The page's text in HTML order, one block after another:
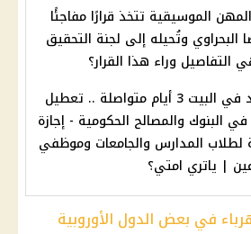
الموسيقية تتخذ قرارًا مفاجئًا
البحراوي وتُحيله إلى لجنة التحقيق
التفاصيل وراء هذا القرار؟
هتقعد في البيت 3 أيام متواصلة .. تعطيل
البنوك والمصالح الحكومية - إجازة
لطلاب المدارس والجامعات وموظفي
| ياتري امتي؟
في بعض الدول الأوروبية